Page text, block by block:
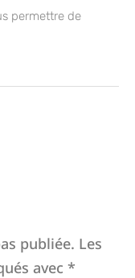
permettre de
publiée. Les
avec *